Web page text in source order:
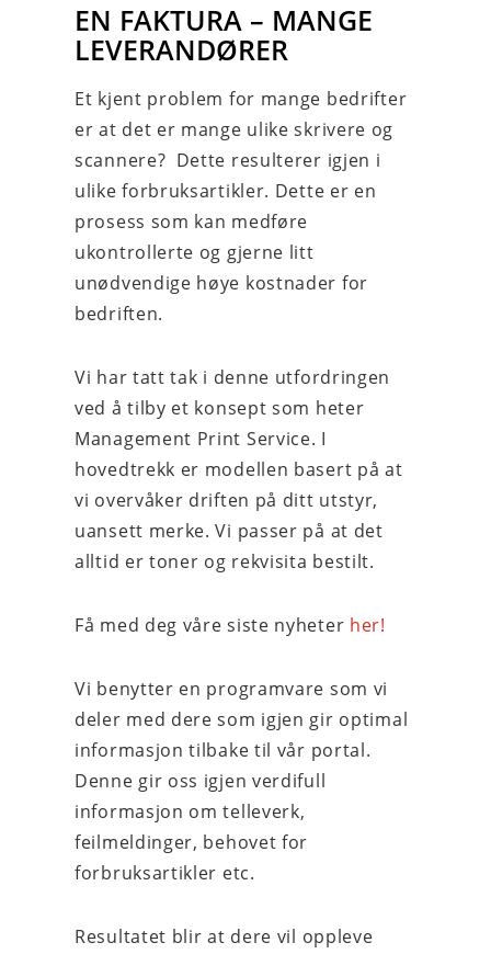
EN FAKTURA – MANGE
LEVERANDØRER
Et kjent problem for mange bedrifter
er at det er mange ulike skrivere og
scannere? Dette resulterer igjen i
ulike forbruksartikler. Dette er en
prosess som kan medføre
ukontrollerte og gjerne litt
unødvendige høye kostnader for
bedriften.
Vi har tatt tak i denne utfordringen
ved å tilby et konsept som heter
Management Print Service. I
hovedtrekk er modellen basert på at
vi overvåker driften på ditt utstyr,
uansett merke. Vi passer på at det
alltid er toner og rekvisita bestilt.
Få med deg våre siste nyheter her!
Vi benytter en programvare som vi
deler med dere som igjen gir optimal
informasjon tilbake til vår portal.
Denne gir oss igjen verdifull
informasjon om telleverk,
feilmeldinger, behovet for
forbruksartikler etc.
Resultatet blir at dere vil oppleve